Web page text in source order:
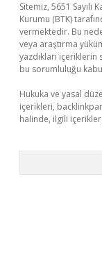
Sitemiz, 5651
Kurumu (BTK)
vermektedir. Bu
veya araştırma
yazdıkları
bu sorumluluğu
Hukuka ve yasal
içerikleri,
halinde, ilgili